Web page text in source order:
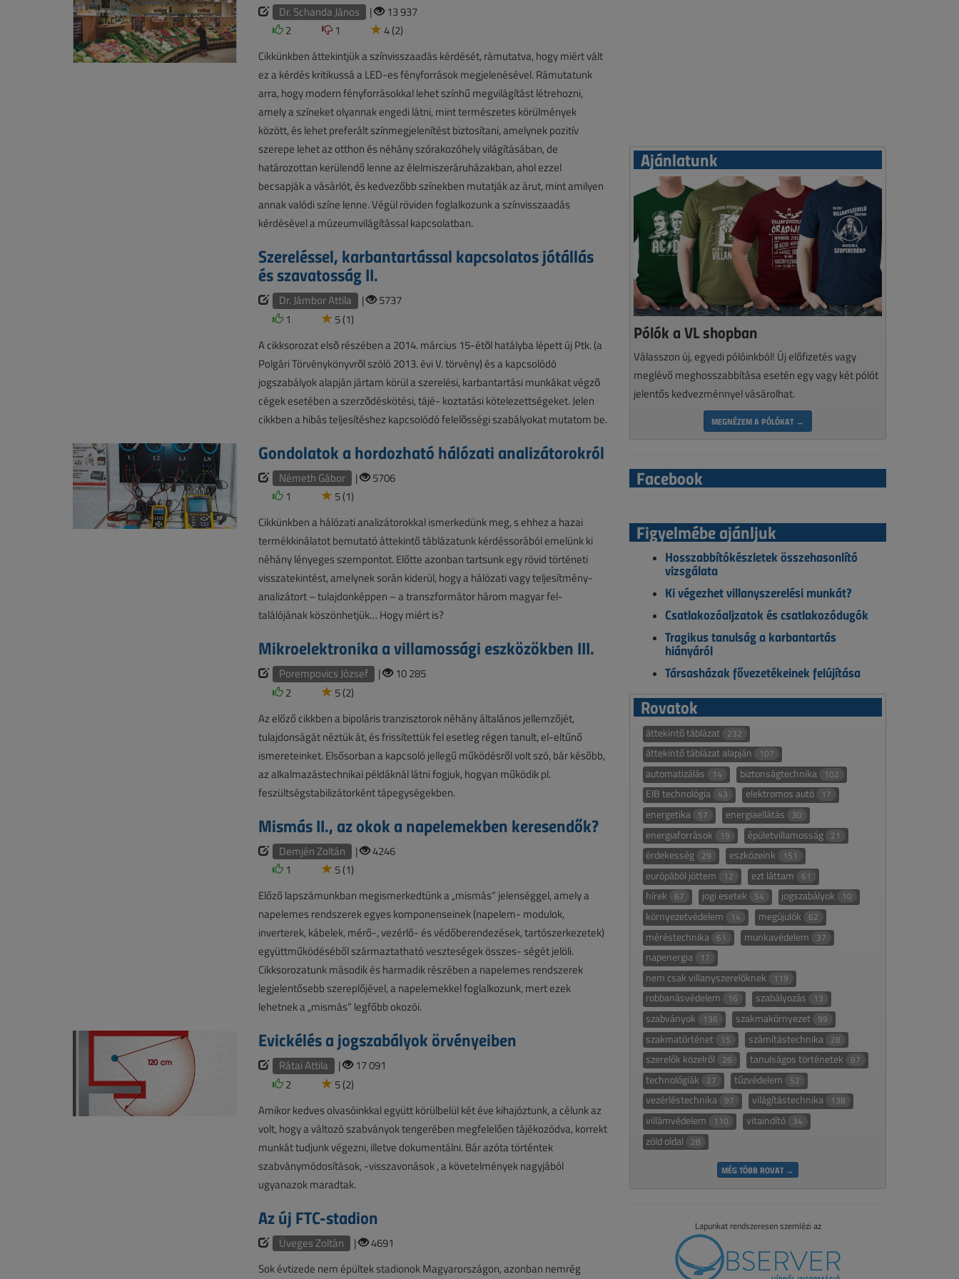
Dr. Schanda János |
13 937
2
1
4 (2)
Cikkünkben áttekintjük a színvisszaadás kérdését, rámutatva, hogy miért vált
ez a kérdés kritikussá a LED-es fényforrások megjelenésével. Rámutatunk
arra, hogy modern fényforrásokkal lehet színhű megvilágítást létrehozni,
amely a színeket olyannak engedi látni, mint természetes körülmények
között, és lehet preferált színmegjelenítést biztosítani, amelynek pozitív
szerepe lehet az otthon és néhány szórakozóhely világításában, de
határozottan kerülendő lenne az élelmiszeráruházakban, ahol ezzel
becsapják a vásárlót, és kedvezőbb színekben mutatják az árut, mint amilyen
annak valódi színe lenne. Végül röviden foglalkozunk a színvisszaadás
kérdésével a múzeumvilágítással kapcsolatban.
Szereléssel, karbantartással kapcsolatos jótállás
és szavatosság II.
Dr. Jámbor Attila |
5737
1
5 (1)
A cikksorozat elsõ részében a 2014. március 15-étõl hatályba lépett új Ptk. (a
Polgári Törvénykönyvrõl szóló 2013. évi V. törvény) és a kapcsolódó
jogszabályok alapján jártam körül a szerelési, karbantartási munkákat végzõ
cégek esetében a szerzõdéskötési, tájé- koztatási kötelezettségeket. Jelen
cikkben a hibás teljesítéshez kapcsolódó felelõsségi szabályokat mutatom be.
Gondolatok a hordozható hálózati analizátorokról
Németh Gábor |
5706
1
5 (1)
Cikkünkben a hálózati analizátorokkal ismerkedünk meg, s ehhez a hazai
termékkinálatot bemutató áttekintő táblázatunk kérdéssorából emelünk ki
néhány lényeges szempontot. Előtte azonban tartsunk egy rövid történeti
visszatekintést, amelynek során kiderül, hogy a hálózati vagy teljesítmény-
analizátort – tulajdonképpen – a transzformátor három magyar fel-
találójának köszönhetjük… Hogy miért is?
Mikroelektronika a villamossági eszközökben III.
Porempovics József |
10 285
2
5 (2)
Az előző cikkben a bipoláris tranzisztorok néhány általános jellemzőjét,
tulajdonságát néztük át, és frissítettük fel esetleg régen tanult, el-eltűnő
ismereteinket. Elsősorban a kapcsoló jellegű működésről volt szó, bár később,
az alkalmazástechnikai példáknál látni fogjuk, hogyan működik pl.
feszültségstabilizátorként tápegységekben.
Mismás II., az okok a napelemekben keresendők?
Demjén Zoltán |
4246
1
5 (1)
Előző lapszámunkban megismerkedtünk a „mismás” jelenséggel, amely a
napelemes rendszerek egyes komponenseinek (napelem- modulok,
inverterek, kábelek, mérő-, vezérlő- és védőberendezések, tartószerkezetek)
együttműködéséből származtatható veszteségek összes- ségét jelöli.
Cikksorozatunk második és harmadik részében a napelemes rendszerek
legjelentősebb szereplőjével, a napelemekkel foglalkozunk, mert ezek
lehetnek a „mismás” legfőbb okozói.
Evickélés a jogszabályok örvényeiben
Rátai Attila |
17 091
2
5 (2)
Amikor kedves olvasóinkkal együtt körülbelül két éve kihajóztunk, a célunk az
volt, hogy a változó szabványok tengerében megfelelően tájékozódva, korrekt
munkát tudjunk végezni, illetve dokumentálni. Bár azóta történtek
szabványmódosítások, -visszavonások , a követelmények nagyjából
ugyanazok maradtak.
Az új FTC-stadion
Üveges Zoltán |
4691
Sok évtizede nem épültek stadionok Magyarországon, azonban nemrég
Ajánlatunk
Pólók a VL shopban
Válasszon új, egyedi pólóinkból! Új előfizetés vagy
meglévő meghosszabbítása esetén egy vagy két pólót
jelentős kedvezménnyel vásárolhat.
MEGNÉZEM A PÓLÓKAT →
Facebook
Figyelmébe ajánljuk
Hosszabbítókészletek összehasonlító
vizsgálata
Ki végezhet villanyszerelési munkát?
Csatlakozóaljzatok és csatlakozódugók
Tragikus tanulság a karbantartás
hiányáról
Társasházak fővezetékeinek felújítása
Rovatok
áttekintő táblázat 232
áttekintő táblázat alapján 107
automatizálás 14 biztonságtechnika 102
EIB technológia 43 elektromos autó 17
energetika 57 energiaellátás 30
energiaforrások 19 épületvillamosság 21
érdekesség 29 eszközeink 151
európából jöttem 12 ezt láttam 61
hírek 67 jogi esetek 54 jogszabályok 10
környezetvédelem 14 megújulók 62
méréstechnika 61 munkavédelem 37
napenergia 17
nem csak villanyszerelőknek 119
robbanásvédelem 16 szabályozás 13
szabványok 136 szakmakörnyezet 99
szakmatörténet 15 számítástechnika 28
szerelők közelről 26 tanulságos történetek 97
technológiák 27 tűzvédelem 52
vezérléstechnika 97 világítástechnika 138
villámvédelem 110 vitaindító 34
zöld oldal 28
MÉG TÖBB ROVAT →
Lapunkat rendszeresen szemlézi az